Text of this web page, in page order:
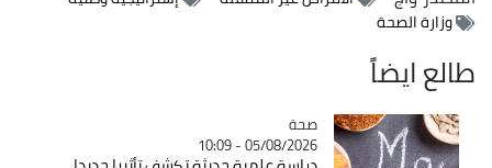
وزارة الصحة
طالع ايضاً
Catégorie
صحة
05/08/2026 - 10:09